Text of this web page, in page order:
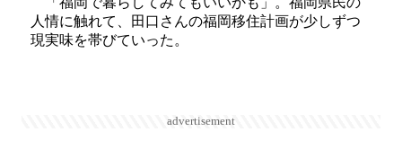
人情に触れて、田口さんの福岡移住計画が少しずつ
現実味を帯びていった。
advertisement